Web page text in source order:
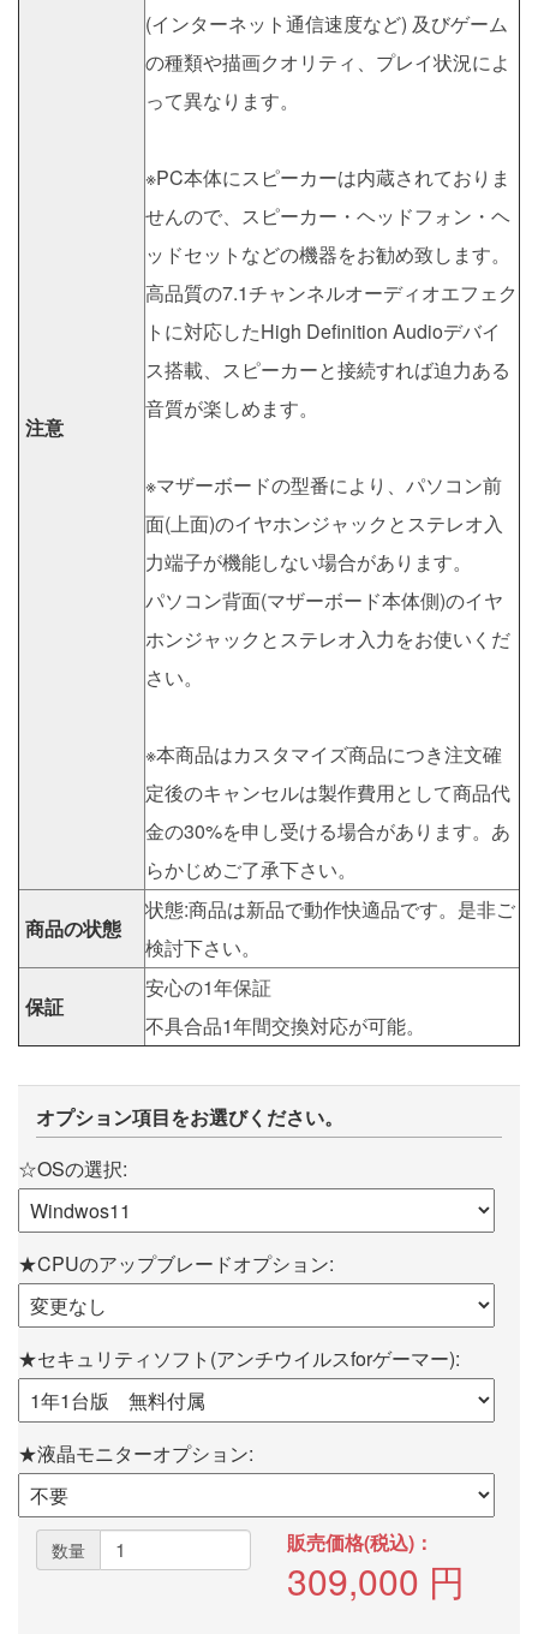
注意
(インターネット通信速度など) 及びゲーム
の種類や描画クオリティ、プレイ状況によ
って異なります。
※PC本体にスピーカーは内蔵されておりま
せんので、スピーカー・ヘッドフォン・ヘ
ッドセットなどの機器をお勧め致します。
高品質の7.1チャンネルオーディオエフェク
トに対応したHigh Definition Audioデバイ
ス搭載、スピーカーと接続すれば迫力ある
音質が楽しめます。
※マザーボードの型番により、パソコン前
面(上面)のイヤホンジャックとステレオ入
力端子が機能しない場合があります。
パソコン背面(マザーボード本体側)のイヤ
ホンジャックとステレオ入力をお使いくだ
さい。
※本商品はカスタマイズ商品につき注文確
定後のキャンセルは製作費用として商品代
金の30%を申し受ける場合があります。あ
らかじめご了承下さい。
商品の状態
状態:商品は新品で動作快適品です。是非ご
検討下さい。
保証
安心の1年保証
不具合品1年間交換対応が可能。
オプション項目をお選びください。
☆OSの選択:
★CPUのアップブレードオプション:
★セキュリティソフト(アンチウイルスforゲーマー):
★液晶モニターオプション:
数量 販売価格(税込)：
309,000 円